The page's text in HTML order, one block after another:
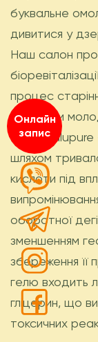
буквальне
дивитися у
Наш салон
процес
зберегти
Гель
шляхом
кислоти під
оборотної
зменшенням
збереження її
гелю входить
гліцерин, що
токсичних
Онлайн
запис